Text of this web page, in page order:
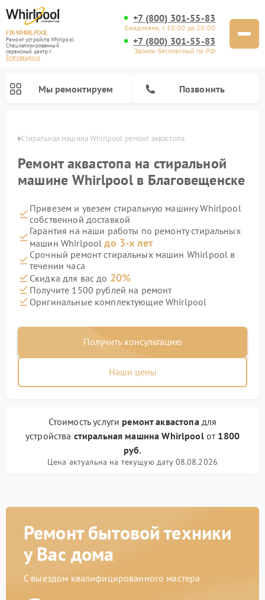
FIX-WHIRLPOOL
Ремонт устройств Whirlpool
Специализированный
cервисный центр г.
Благовещенск
+7 (800) 301-55-83
Ежедневно, с 10:00 до 20:00
+7 (800) 301-55-83
Звонок бесплатный по РФ
Мы ремонтируем Позвонить
Стиральная машина Whirlpool ремонт аквастопа
Ремонт аквастопа на стиральной
машине Whirlpool в Благовещенске
Привезем и увезем стиральную машину Whirlpool
собственной доставкой
Гарантия на наши работы по ремонту стиральных
машин Whirlpoolдо 3-х лет
Срочный ремонт стиральных машин Whirlpool в
течении часа
Скидка для вас до 20%
Получите 1500 рублей на ремонт
Оригинальные комплектующие Whirlpool
Получить консультацию
Наши цены
Стоимость услуги ремонт аквастопадля
устройства стиральная машина Whirlpoolот 1800
руб.
Цена актуальна на текущую дату 08.08.2026
Ремонт бытовой техники
у Вас дома
С выездом квалифицированного мастера